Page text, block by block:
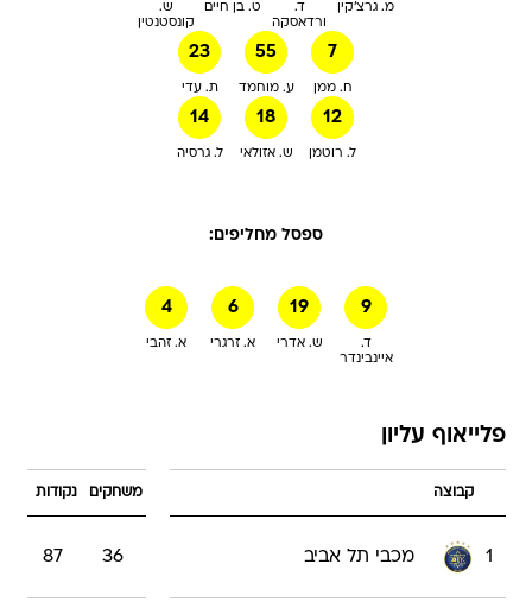
ש.
קונסטנטין
ט. בן חיים
ד.
ורדאסקה
מ. גרצ'קין
23
ת. עדי
55
ע. מוחמד
7
ח. ממן
14
ל. גרסיה
18
ש. אזולאי
12
ל. רוטמן
ספסל מחליפים:
4
א. זהבי
6
א. זרגרי
19
ש. אדרי
9
ד.
איינבינדר
פלייאוף עליון
קבוצה משחקים נקודות
1 מכבי תל אביב 36
87